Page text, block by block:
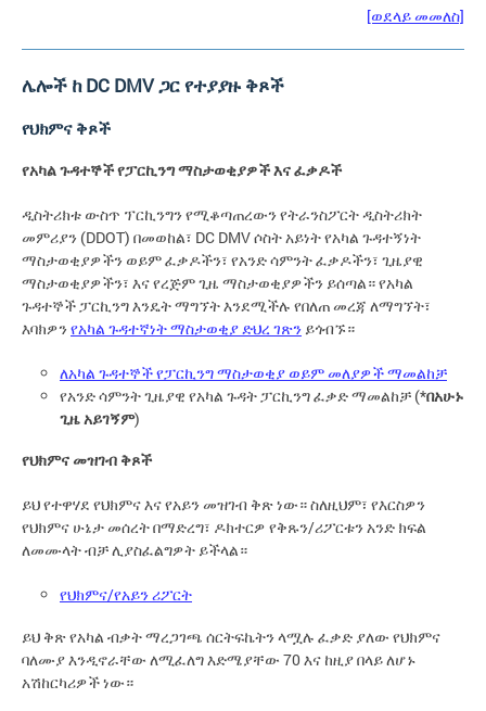
[ወደላይ መመለስ]
ሌሎች ከ DC DMV ጋር የተያያዙ ቅጾች
የህክምና ቅጾች
የአካል ጉዳተኞች የፓርኪንግ ማስታወቂያዎች እና ፈቃዶች
ዲስትሪክቱ ውስጥ ፕርኪንግን የሚቆጣጠረውን የትራንስፖርት ዲስትሪክት
መምሪያን (DDOT) በመወከል፣ DC DMV ሶስት አይነት የአካል ጉዳተኝነት
ማስታወቂያዎችን ወይም ፈቃዶችን፣ የአንድ ሳምንት ፈቃዶችን፣ ጊዜያዊ
ማስታወቂያዎችን፣ እና የረጅም ጊዜ ማስታወቂያዎችን ይሰጣል። የአካል
ጉዳተኞች ፓርኪንግ እንዴት ማግኘት እንደሚችሉ የበለጠ መረጃ ለማግኘት፣
እባክዎንየአካል ጉዳተኛነት ማስታወቂያ ድህረ ገጽን ይጎብኙ።
ለአካል ጉዳተኞች የፓርኪንግ ማስታወቂያ ወይም መለያዎች ማመልከቻ
የአንድ ሳምንት ጊዜያዊ የአካል ጉዳት ፓርኪንግ ፈቃድ ማመልከቻ (*በአሁኑ
ጊዜ አይገኝም)
የህክምና መዝገብ ቅጾች
ይህ የተዋሃደ የህክምና እና የአይን መዝገብ ቅጽ ነው። ስለዚህም፣ የእርስዎን
የህክምና ሁኔታ መሰረት በማድረግ፣ ዶክተርዎ የቅጹን/ሪፖርቱን አንድ ክፍል
ለመሙላት ብቻ ሊያስፈልግዎት ይችላል።
የህክምና/የአይን ሪፖርት
ይህ ቅጽ የአካል ብቃት ማረጋገጫ ሰርትፍኬትን ላሟሉ ፈቃድ ያለው የህክምና
ባለሙያ እንዲኖራቸው ለሚፈለግ እድሜያቸው 70 እና ከዚያ በላይ ለሆኑ
አሽከርካሪዎች ነው።